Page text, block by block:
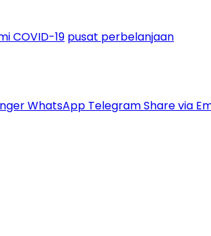
COVID-19 pusat perbelanjaan
WhatsApp TelegramShare via